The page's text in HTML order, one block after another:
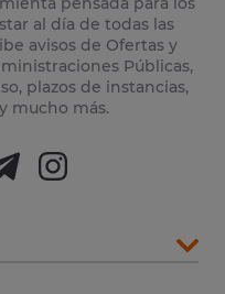
al día de todas las
avisos de Ofertas y
Públicas,
plazos de instancias,
mucho más.